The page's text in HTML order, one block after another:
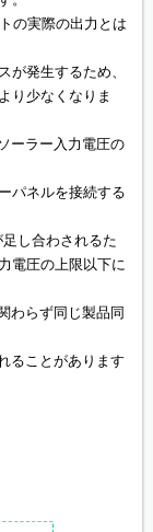
の実際の出力とは
が発生するため、
り少なくなりま
ーラー入力電圧の
パネルを接続する
し合わされるた
電圧の上限以下に
わらず同じ製品同
ることがあります